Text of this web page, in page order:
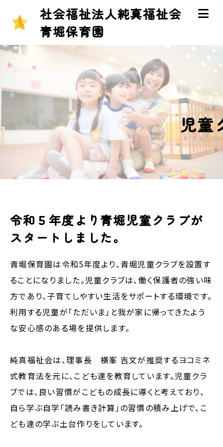
児童
令和５年度より青堀児童クラブが
スタートしました。
青堀保育園は令和5年度より、青堀児童クラブを設置す
ることになりました。児童クラブは、働く保護者の強い味
方であり、子育てしやすい生活をサポートする環境です。
利用する児童が「ただいま」と我が家に帰ってきたよう
な安心感のある場を提供します。
純真福祉会は、理事長 横峯 吉文が推奨するヨコミネ
式教育法を元に、こども達を教育しています。児童クラ
ブでは、良い習慣がこどもの成長に導くと考えており、
自ら学ぶ自学「読み書き計算」の習慣の積み上げで、こ
ども達の学ぶ土台作りをしています。
社会福祉法人純真福祉会
青堀保育園